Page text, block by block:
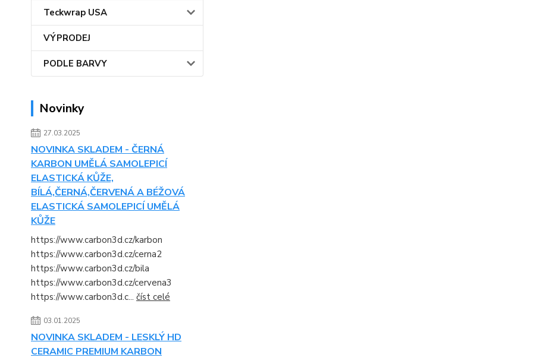
Teckwrap USA
VÝPRODEJ
PODLE BARVY
Novinky
27.03.2025
NOVINKA SKLADEM - ČERNÁ
KARBON UMĚLÁ SAMOLEPICÍ
ELASTICKÁ KŮŽE,
BÍLÁ,ČERNÁ,ČERVENÁ A BÉŽOVÁ
ELASTICKÁ SAMOLEPICÍ UMĚLÁ
KŮŽE
https://www.carbon3d.cz/karbon
https://www.carbon3d.cz/cerna2
https://www.carbon3d.cz/bila
https://www.carbon3d.cz/cervena3
https://www.carbon3d.c... číst celé
03.01.2025
NOVINKA SKLADEM - LESKLÝ HD
CERAMIC PREMIUM KARBON